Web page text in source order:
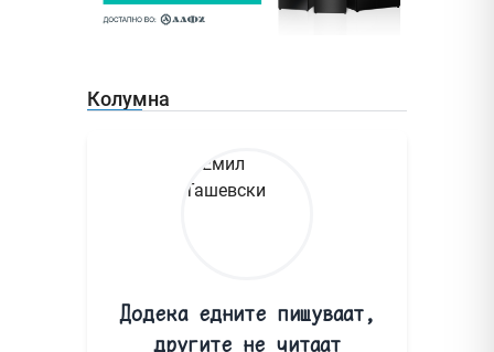
Колумна
Додека едните пишуваат,
другите не читаат